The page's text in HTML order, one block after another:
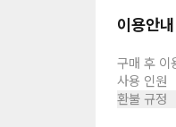
이용안내
구매 후 이
사용 인원
환불 규정